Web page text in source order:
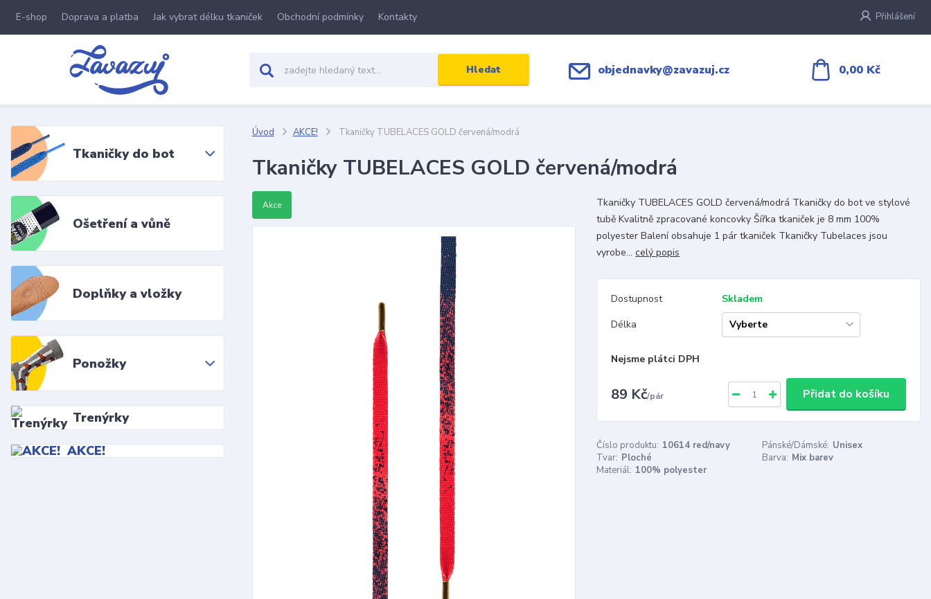
E-shop Doprava a platba Jak vybrat délku tkaniček Obchodní podmínky Kontakty Přihlášení
Hledat objednavky@zavazuj.cz 0,00 Kč
Tkaničky do bot
Ošetření a vůně
Doplňky a vložky
Ponožky
Trenýrky
AKCE!
Úvod AKCE! Tkaničky TUBELACES GOLD červená/modrá
Tkaničky TUBELACES GOLD červená/modrá
Akce
Tkaničky TUBELACES GOLD červená/modrá Tkaničky do bot ve stylové
tubě Kvalitně zpracované koncovky Šířka tkaniček je 8 mm 100%
polyester Balení obsahuje 1 pár tkaniček Tkaničky Tubelaces jsou
vyrobe...celý popis
Dostupnost
Skladem
Délka
Nejsme plátci DPH
89 Kč/pár Přidat do košíku
Číslo produktu: 10614 red/navy Pánské/Dámské: Unisex
Tvar: Ploché Barva: Mix barev
Materiál: 100% polyester